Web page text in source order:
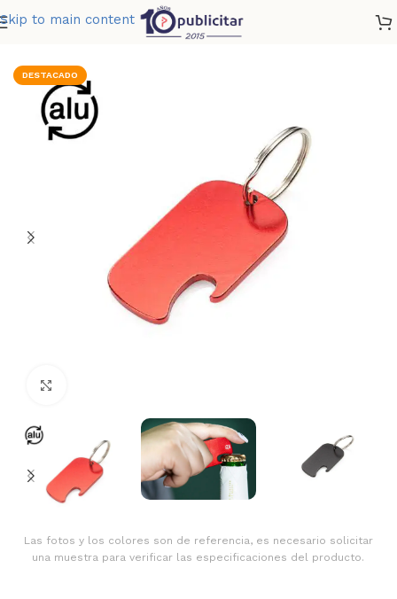
Skip to main content
LLAVERO METALICO EASY
DESTACADO
Las fotos y los colores son de referencia, es necesario solicitar
una muestra para verificar las especificaciones del producto.